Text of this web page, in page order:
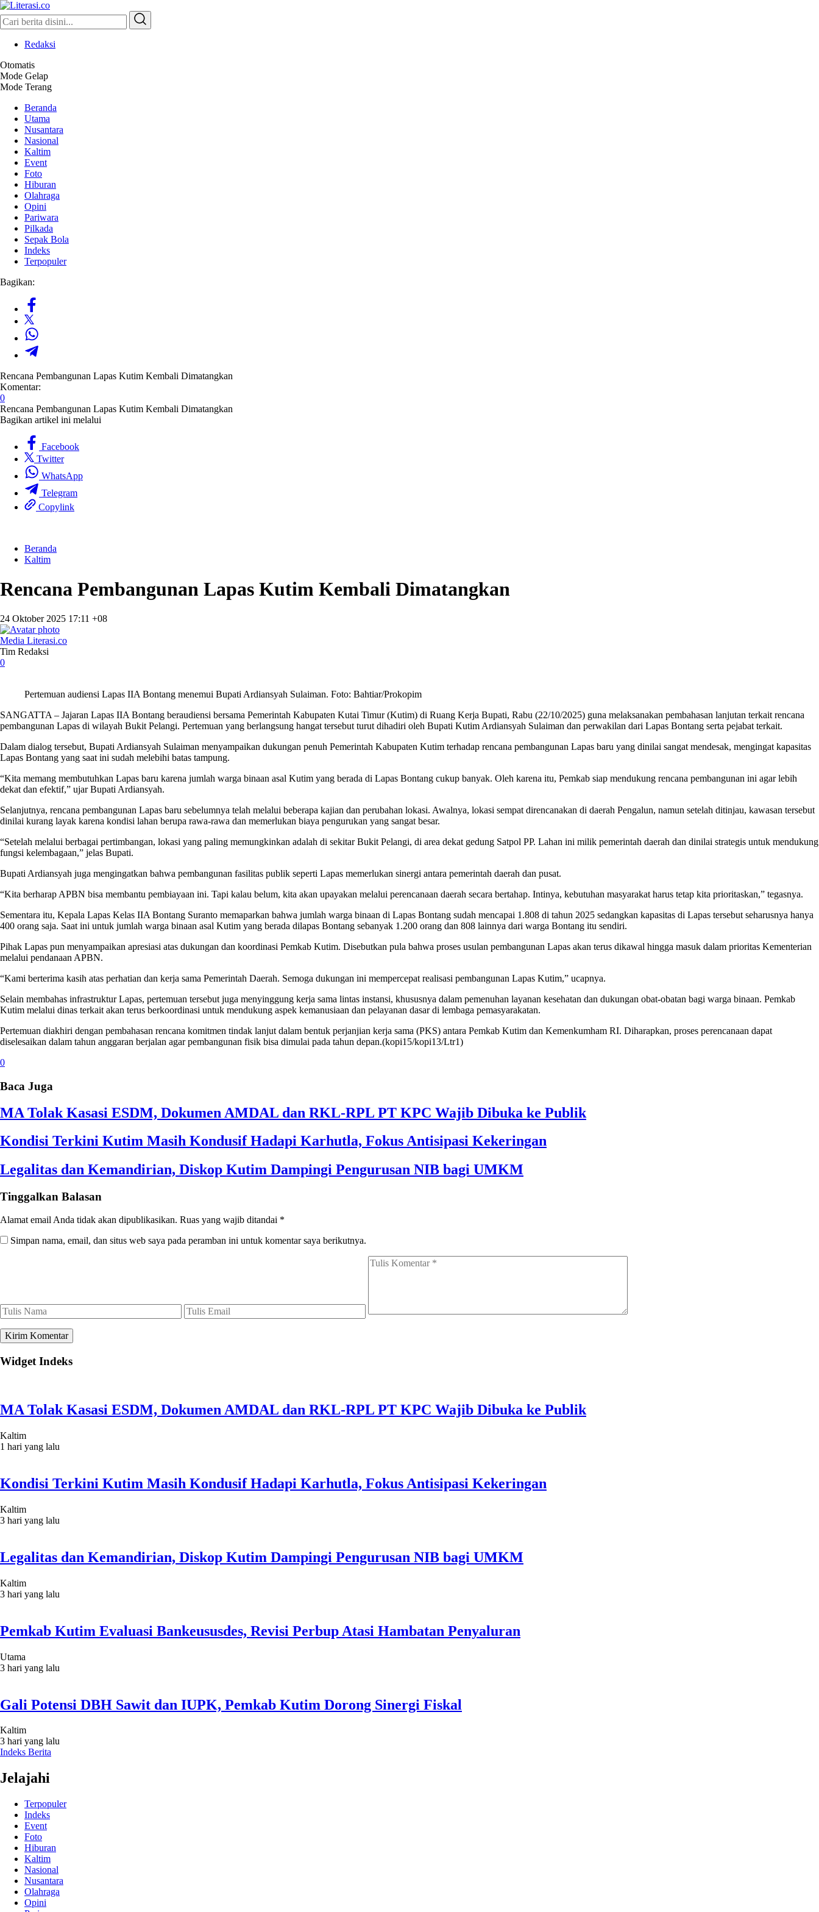
Literasi.co
Pilar Informasi
Redaksi
Otomatis
Mode Gelap
Mode Terang
Beranda
Utama
Nusantara
Nasional
Kaltim
Event
Foto
Hiburan
Olahraga
Opini
Pariwara
Pilkada
Sepak Bola
Indeks
Terpopuler
Bagikan:
Rencana Pembangunan Lapas Kutim Kembali Dimatangkan
Komentar:
0
Rencana Pembangunan Lapas Kutim Kembali Dimatangkan
Bagikan artikel ini melalui
Facebook
Twitter
WhatsApp
Telegram
Copylink
Beranda
Kaltim
Rencana Pembangunan Lapas Kutim Kembali Dimatangkan
24 Oktober 2025 17:11 +08
Media Literasi.co
Tim Redaksi
0
Pertemuan audiensi Lapas IIA Bontang menemui Bupati Ardiansyah Sulaiman. Foto: Bahtiar/Prokopim
SANGATTA – Jajaran Lapas IIA Bontang beraudiensi bersama Pemerintah Kabupaten Kutai Timur (Kutim) di Ruang Kerja Bupati, Rabu (22/10/2025) guna melaksanakan pembahasan lanjutan terkait rencana
pembangunan Lapas di wilayah Bukit Pelangi. Pertemuan yang berlangsung hangat tersebut turut dihadiri oleh Bupati Kutim Ardiansyah Sulaiman dan perwakilan dari Lapas Bontang serta pejabat terkait.
Dalam dialog tersebut, Bupati Ardiansyah Sulaiman menyampaikan dukungan penuh Pemerintah Kabupaten Kutim terhadap rencana pembangunan Lapas baru yang dinilai sangat mendesak, mengingat kapasitas
Lapas Bontang yang saat ini sudah melebihi batas tampung.
“Kita memang membutuhkan Lapas baru karena jumlah warga binaan asal Kutim yang berada di Lapas Bontang cukup banyak. Oleh karena itu, Pemkab siap mendukung rencana pembangunan ini agar lebih
dekat dan efektif,” ujar Bupati Ardiansyah.
Selanjutnya, rencana pembangunan Lapas baru sebelumnya telah melalui beberapa kajian dan perubahan lokasi. Awalnya, lokasi sempat direncanakan di daerah Pengalun, namun setelah ditinjau, kawasan tersebut
dinilai kurang layak karena kondisi lahan berupa rawa-rawa dan memerlukan biaya pengurukan yang sangat besar.
“Setelah melalui berbagai pertimbangan, lokasi yang paling memungkinkan adalah di sekitar Bukit Pelangi, di area dekat gedung Satpol PP. Lahan ini milik pemerintah daerah dan dinilai strategis untuk mendukung
fungsi kelembagaan,” jelas Bupati.
Bupati Ardiansyah juga mengingatkan bahwa pembangunan fasilitas publik seperti Lapas memerlukan sinergi antara pemerintah daerah dan pusat.
“Kita berharap APBN bisa membantu pembiayaan ini. Tapi kalau belum, kita akan upayakan melalui perencanaan daerah secara bertahap. Intinya, kebutuhan masyarakat harus tetap kita prioritaskan,” tegasnya.
Sementara itu, Kepala Lapas Kelas IIA Bontang Suranto memaparkan bahwa jumlah warga binaan di Lapas Bontang sudah mencapai 1.808 di tahun 2025 sedangkan kapasitas di Lapas tersebut seharusnya hanya
400 orang saja. Saat ini untuk jumlah warga binaan asal Kutim yang berada dilapas Bontang sebanyak 1.200 orang dan 808 lainnya dari warga Bontang itu sendiri.
Pihak Lapas pun menyampaikan apresiasi atas dukungan dan koordinasi Pemkab Kutim. Disebutkan pula bahwa proses usulan pembangunan Lapas akan terus dikawal hingga masuk dalam prioritas Kementerian
melalui pendanaan APBN.
“Kami berterima kasih atas perhatian dan kerja sama Pemerintah Daerah. Semoga dukungan ini mempercepat realisasi pembangunan Lapas Kutim,” ucapnya.
Selain membahas infrastruktur Lapas, pertemuan tersebut juga menyinggung kerja sama lintas instansi, khususnya dalam pemenuhan layanan kesehatan dan dukungan obat-obatan bagi warga binaan. Pemkab
Kutim melalui dinas terkait akan terus berkoordinasi untuk mendukung aspek kemanusiaan dan pelayanan dasar di lembaga pemasyarakatan.
Pertemuan diakhiri dengan pembahasan rencana komitmen tindak lanjut dalam bentuk perjanjian kerja sama (PKS) antara Pemkab Kutim dan Kemenkumham RI. Diharapkan, proses perencanaan dapat
diselesaikan dalam tahun anggaran berjalan agar pembangunan fisik bisa dimulai pada tahun depan.(kopi15/kopi13/Ltr1)
0
Baca Juga
MA Tolak Kasasi ESDM, Dokumen AMDAL dan RKL-RPL PT KPC Wajib Dibuka ke Publik
Kondisi Terkini Kutim Masih Kondusif Hadapi Karhutla, Fokus Antisipasi Kekeringan
Legalitas dan Kemandirian, Diskop Kutim Dampingi Pengurusan NIB bagi UMKM
Tinggalkan Balasan
Alamat email Anda tidak akan dipublikasikan. Ruas yang wajib ditandai *
Simpan nama, email, dan situs web saya pada peramban ini untuk komentar saya berikutnya.
Widget Indeks
MA Tolak Kasasi ESDM, Dokumen AMDAL dan RKL-RPL PT KPC Wajib Dibuka ke Publik
Kaltim
1 hari yang lalu
Kondisi Terkini Kutim Masih Kondusif Hadapi Karhutla, Fokus Antisipasi Kekeringan
Kaltim
3 hari yang lalu
Legalitas dan Kemandirian, Diskop Kutim Dampingi Pengurusan NIB bagi UMKM
Kaltim
3 hari yang lalu
Pemkab Kutim Evaluasi Bankeususdes, Revisi Perbup Atasi Hambatan Penyaluran
Utama
3 hari yang lalu
Gali Potensi DBH Sawit dan IUPK, Pemkab Kutim Dorong Sinergi Fiskal
Kaltim
3 hari yang lalu
Indeks Berita
Jelajahi
Terpopuler
Indeks
Event
Foto
Hiburan
Kaltim
Nasional
Nusantara
Olahraga
Opini